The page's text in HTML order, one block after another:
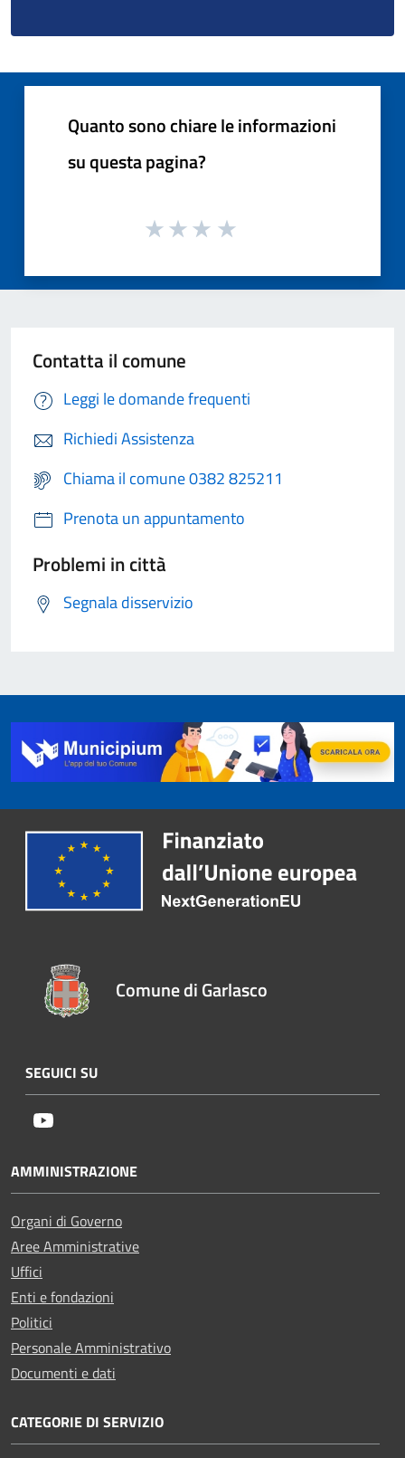
Quanto sono chiare le informazioni
su questa pagina?
Contatta il comune
Leggi le domande frequenti
Richiedi Assistenza
Chiama il comune 0382 825211
Prenota un appuntamento
Problemi in città
Segnala disservizio
Comune di Garlasco
SEGUICI SU
AMMINISTRAZIONE
Organi di Governo
Aree Amministrative
Uffici
Enti e fondazioni
Politici
Personale Amministrativo
Documenti e dati
CATEGORIE DI SERVIZIO